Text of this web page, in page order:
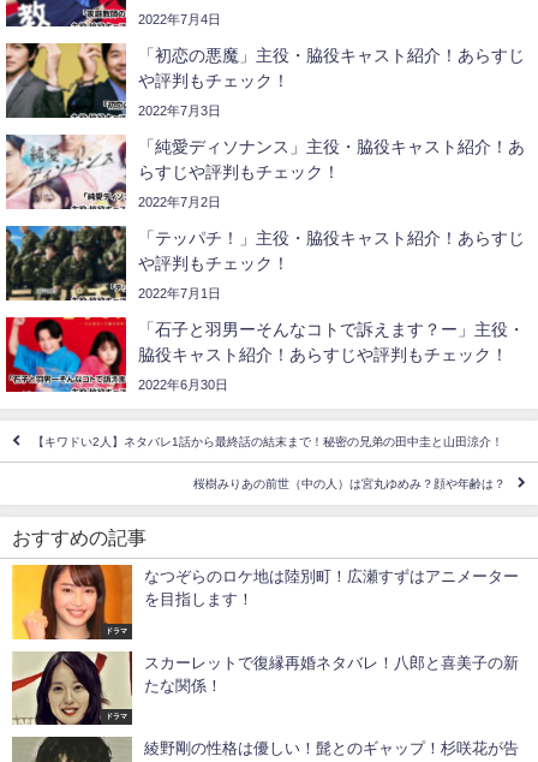
2022年7月4日
「初恋の悪魔」主役・脇役キャスト紹介！あらすじ
や評判もチェック！
2022年7月3日
「純愛ディソナンス」主役・脇役キャスト紹介！あ
らすじや評判もチェック！
2022年7月2日
「テッパチ！」主役・脇役キャスト紹介！あらすじ
や評判もチェック！
2022年7月1日
「石子と羽男ーそんなコトで訴えます？ー」主役・
脇役キャスト紹介！あらすじや評判もチェック！
2022年6月30日
【キワドい2人】ネタバレ1話から最終話の結末まで！秘密の兄弟の田中圭と山田涼介！
桜樹みりあの前世（中の人）は宮丸ゆめみ？顔や年齢は？
おすすめの記事
ドラマ
なつぞらのロケ地は陸別町！広瀬すずはアニメーター
を目指します！
ドラマ
スカーレットで復縁再婚ネタバレ！八郎と喜美子の新
たな関係！
綾野剛の性格は優しい！髭とのギャップ！杉咲花が告